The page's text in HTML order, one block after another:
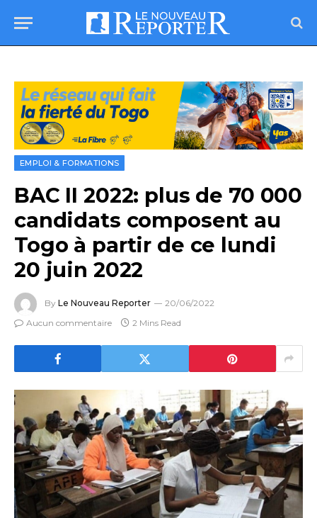
EMPLOI & FORMATIONS
BAC II 2022: plus de 70 000
candidats composent au
Togo à partir de ce lundi
20 juin 2022
By Le Nouveau Reporter
20/06/2022
Aucun commentaire
2 Mins Read